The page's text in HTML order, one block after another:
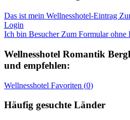
Das ist mein Wellnesshotel-Eintrag
Login
Ich bin Besucher Zum Formular ohne
Wellnesshotel Romantik
und empfehlen:
Wellnesshotel Favoriten (0)
Häufig gesuchte Länder